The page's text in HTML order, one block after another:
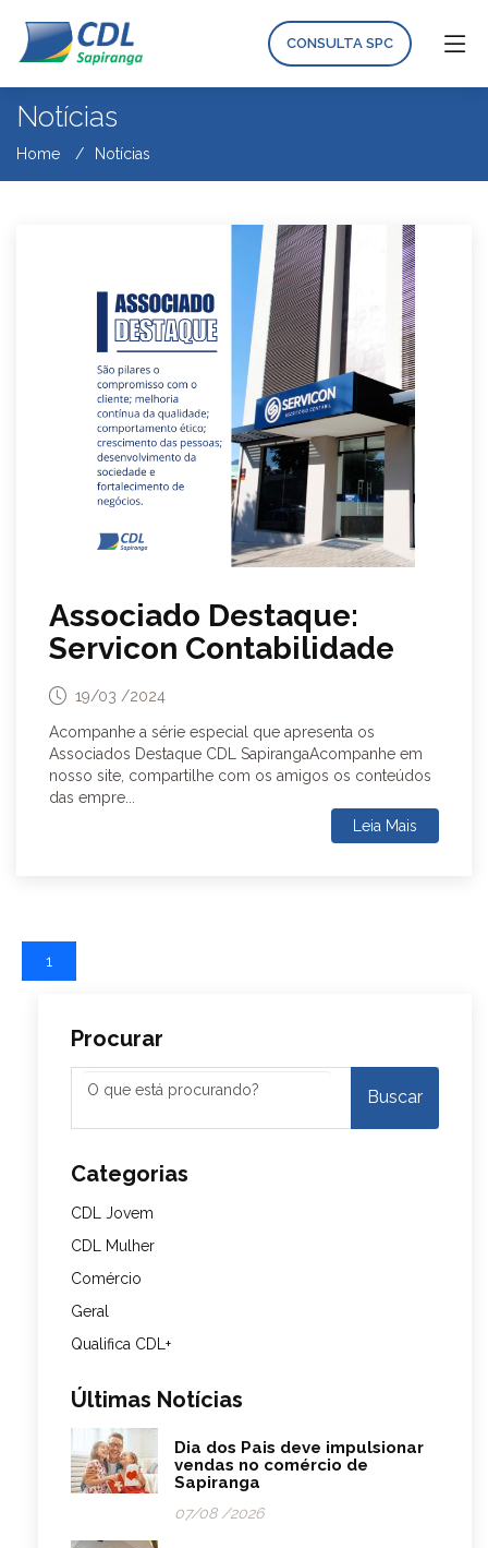
CONSULTA SPC
Notícias
Home Notícias
Associado Destaque:
Servicon Contabilidade
19/03 /2024
Acompanhe a série especial que apresenta os
Associados Destaque CDL SapirangaAcompanhe em
nosso site, compartilhe com os amigos os conteúdos
das empre...
Leia Mais
1
Procurar
Categorias
CDL Jovem
CDL Mulher
Comércio
Geral
Qualifica CDL+
Últimas Notícias
Dia dos Pais deve impulsionar
vendas no comércio de
Sapiranga
07/08 /2026